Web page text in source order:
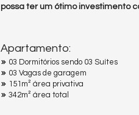
possa ter um ótimo investimento
Apartamento:
03 Dormitórios sendo 03 Suítes
03 Vagas de garagem
151m² área privativa
342m² área total